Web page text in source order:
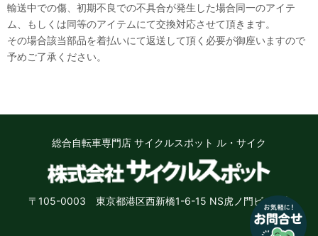
輸送中での傷、初期不良での不具合が発生した場合同一のアイテ
ム、もしくは同等のアイテムにて交換対応させて頂きます。
その場合該当部品を着払いにて返送して頂く必要が御座いますので
予めご了承ください。
総合自転車専門店 サイクルスポット ル・サイク
〒105-0003 東京都港区西新橋1-6-15 NS虎ノ門ビル8階
なにかお困りのことはございますか？
いいえ、結構です